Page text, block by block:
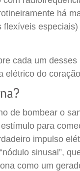
há
cada um
elétrico do
de bombear o
para
impulso
sinusal”,
como um